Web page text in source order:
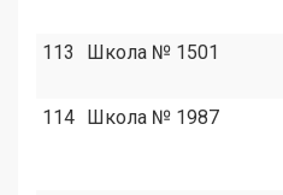
113 Школа № 1501
114 Школа № 1987